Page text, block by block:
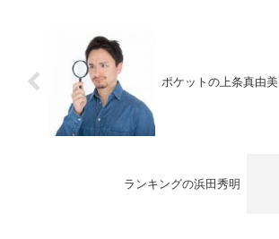
ポケットの上条真由美
ランキングの浜田秀明